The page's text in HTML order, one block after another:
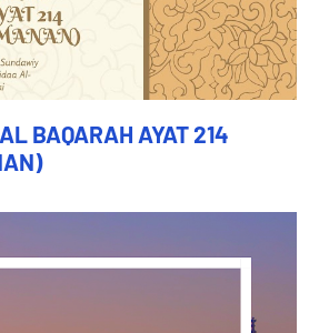
BAQARAH AYAT 214